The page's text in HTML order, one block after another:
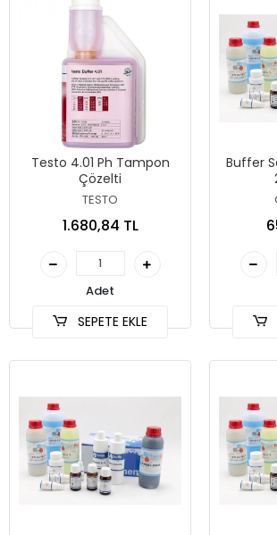
Testo 4.01 Ph Tampon
Çözelti
TESTO
1.680,84 TL
Adet
SEPETE EKLE
Buffer